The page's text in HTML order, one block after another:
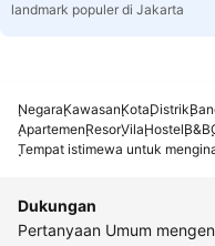
landmark populer di Jakarta
NegaraKawasanKotaDistrik
ApartemenResorVilaHostelB&B
Tempat istimewa untuk
Dukungan
Pertanyaan Umum